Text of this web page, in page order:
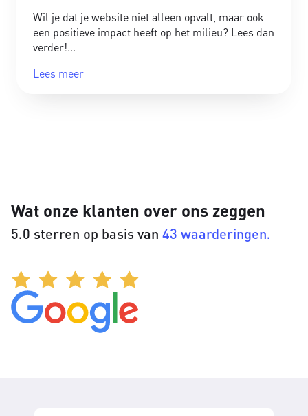
Wil je dat je website niet alleen opvalt, maar ook
een positieve impact heeft op het milieu? Lees dan
verder!
Lees meer
Wat onze klanten over ons zeggen
5.0 sterren op basis van 43 waarderingen.